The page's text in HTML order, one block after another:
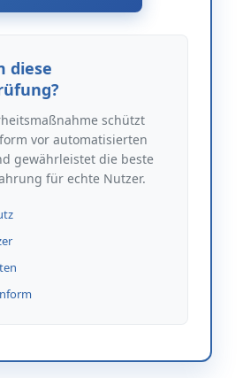
diese
schützt
vor automatisierten
gewährleistet die beste
für echte Nutzer.